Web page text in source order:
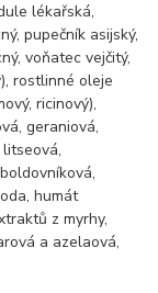
lékařská,
pupečník asijský,
voňatec vejčitý,
rostlinné oleje
ricinový),
geraniová,
humát
z myrhy,
a azelaová,